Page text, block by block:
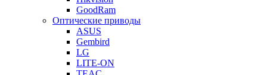
GoodRam
Оптические приводы
ASUS
Gembird
LG
LITE-ON